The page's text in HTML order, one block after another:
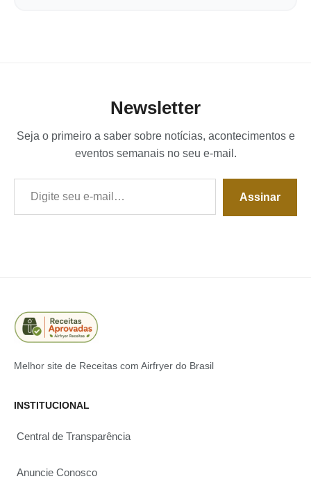
Newsletter
Seja o primeiro a saber sobre notícias, acontecimentos e
eventos semanais no seu e-mail.
Digite seu e-mail…
Assinar
Melhor site de Receitas com Airfryer do Brasil
INSTITUCIONAL
Central de Transparência
Anuncie Conosco